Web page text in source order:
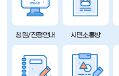
청원/진정안내 시민소통방